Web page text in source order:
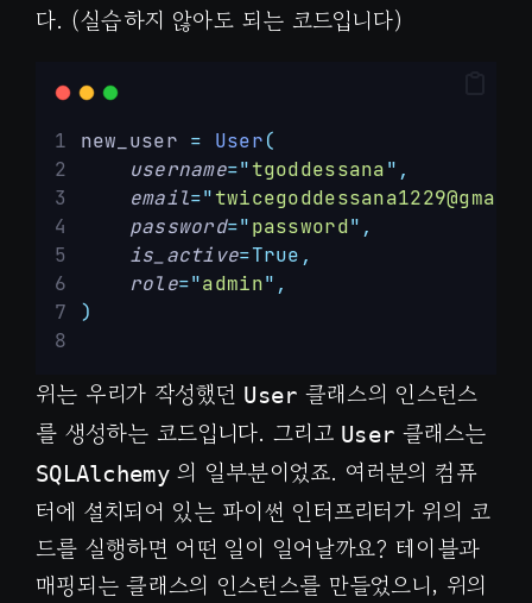
다. (실습하지 않아도 되는 코드입니다)
new_user = User(
username="tgoddessana" ,
email="
password="password" ,
is_active=True,
role="admin" ,
)
위는 우리가 작성했던 User 클래스의 인스턴스
를 생성하는 코드입니다. 그리고 User 클래스는
SQLAlchemy의 일부분이었죠. 여러분의 컴퓨
터에 설치되어 있는 파이썬 인터프리터가 위의 코
드를 실행하면 어떤 일이 일어날까요? 테이블과
매핑되는 클래스의 인스턴스를 만들었으니, 위의